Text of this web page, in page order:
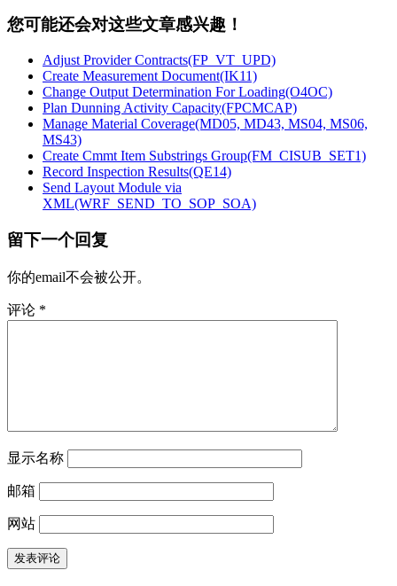
您可能还会对这些文章感兴趣！
Adjust Provider Contracts(FP_VT_UPD)
Create Measurement Document(IK11)
Change Output Determination For Loading(O4OC)
Plan Dunning Activity Capacity(FPCMCAP)
Manage Material Coverage(MD05, MD43, MS04, MS06,
MS43)
Create Cmmt Item Substrings Group(FM_CISUB_SET1)
Record Inspection Results(QE14)
Send Layout Module via
XML(WRF_SEND_TO_SOP_SOA)
留下一个回复
你的email不会被公开。
评论 *
显示名称
邮箱
网站